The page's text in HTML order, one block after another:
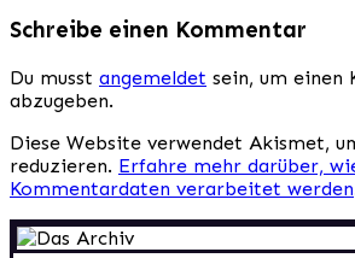
Schreibe einen Kommentar
Du musst angemeldet sein, um einen
abzugeben.
Diese Website verwendet Akismet,
reduzieren. Erfahre mehr darüber,
Kommentardaten verarbeitet werden